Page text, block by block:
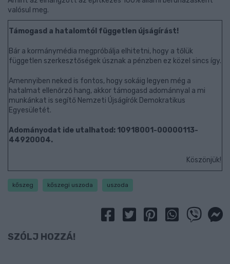
valósul meg.
Támogasd a hatalomtól független újságírást!
Bár a kormánymédia megpróbálja elhitetni, hogy a tőlük
független szerkesztőségek úsznak a pénzben ez közel sincs így.
Amennyiben neked is fontos, hogy sokáig legyen még a
hatalmat ellenőrző hang, akkor támogasd adománnyal a mi
munkánkat is segítő Nemzeti Újságírók Demokratikus
Egyesületét.
Adományodat ide utalhatod: 10918001-00000113-
44920004.
Köszönjük!
kőszeg kőszegi uszoda uszoda
SZÓLJ HOZZÁ!